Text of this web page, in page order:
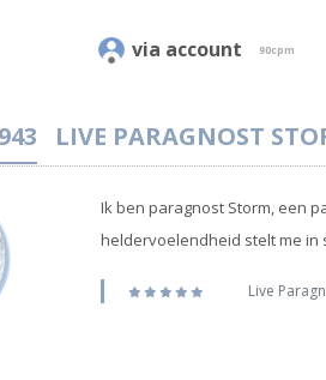
via account 90cpm
LIVE PARAGNOST
Ik ben paragnost Storm, een
heldervoelendheid stelt me in
Live